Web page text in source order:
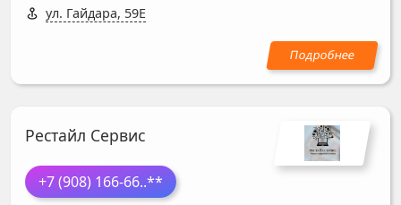
ул. Гайдара, 59Е
Рестайл Сервис
+7 (908) 166-66..**